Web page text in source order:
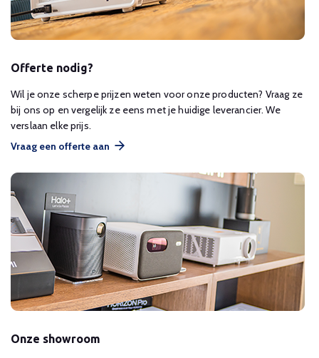
Offerte nodig?
Wil je onze scherpe prijzen weten voor onze producten? Vraag ze
bij ons op en vergelijk ze eens met je huidige leverancier. We
verslaan elke prijs.
Vraag een offerte aan
Onze showroom